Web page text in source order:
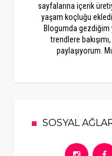
sayfalarına içerik
yaşam koçluğu
Blogumda gezdiğim
trendlere
paylaşıyorum.
SOSYAL